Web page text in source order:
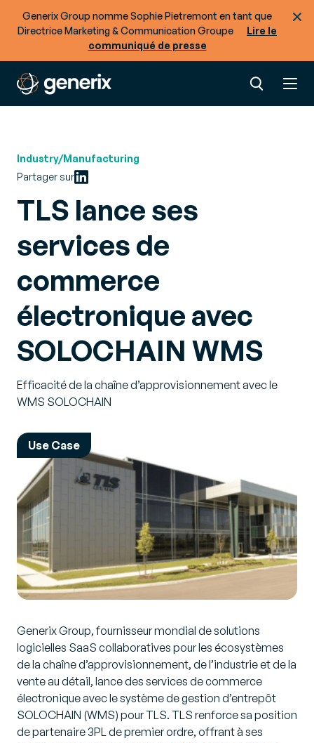
Generix Group nomme Sophie Pietremont en tant que
Directrice Marketing & Communication Groupe
Lire le
communiqué de presse
Industry/Manufacturing
Partager sur
TLS lance ses
services de
commerce
électronique avec
SOLOCHAIN WMS
Efficacité de la chaîne d’approvisionnement avec le
WMS SOLOCHAIN
Use Case
Generix Group, fournisseur mondial de solutions
logicielles SaaS collaboratives pour les écosystèmes
de la chaîne d’approvisionnement, de l’industrie et de la
vente au détail, lance des services de commerce
électronique avec le système de gestion d’entrepôt
SOLOCHAIN (WMS) pour TLS. TLS renforce sa position
de partenaire 3PL de premier ordre, offrant à ses